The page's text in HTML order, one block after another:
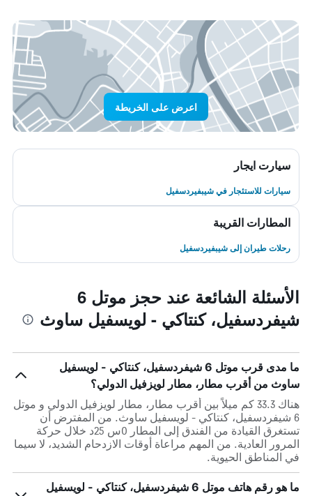
اعرض على الخريطة
سيارت ايجار
سيارات للاستئجار في شيبفيردسفيل
المطارات القريبة
رحلات طيران إلى شيبفيردسفيل
الأسئلة الشائعة عند حجز موتل 6
شيفردسفيل، كنتاكي - لويسفيل ساوث
ما مدى قرب موتل 6 شيفردسفيل، كنتاكي - لويسفيل
ساوث من أقرب مطار، مطار لويزفيل الدولي؟
هناك 33.3 كم ميلاً بين أقرب مطار، مطار لويزفيل الدولي و موتل
6 شيفردسفيل، كنتاكي - لويسفيل ساوث. من المفترض أن
تستغرق القيادة من الفندق إلى المطار 0س 25د خلال حركة
المرور العادية. من المهم مراعاة أوقات الازدحام الشديد، لا سيما
في المناطق الحيوية.
ما هو رقم هاتف موتل 6 شيفردسفيل، كنتاكي - لويسفيل